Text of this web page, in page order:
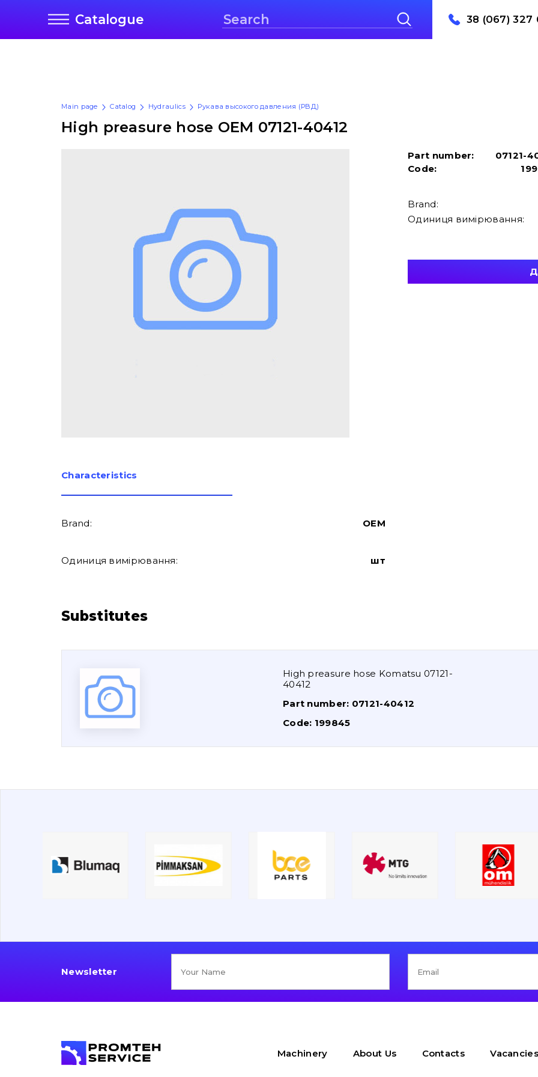
Catalogue 38 (067) 327
Main page Catalog Hydraulics Рукава высокого давления (РВД)
High preasure hose OEM 07121-40412
Part number:
07121-
Code:
Brand:
Одиниця вимірювання:
Сharacteristics
Brand: OEM
Одиниця вимірювання: шт
Substitutes
High preasure hose Komatsu 07121-
40412
Part number: 07121-40412
Code: 199845
Newsletter
Machinery About Us Contacts Vacancies